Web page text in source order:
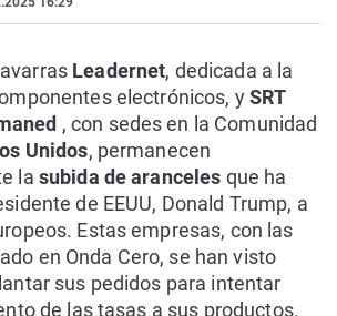
Leadernet, dedicada a la
electrónicos, ySRT
, con sedes en la Comunidad
Unidos, permanecen
la subida de aranceles que ha
de EEUU, Donald Trump, a
Estas empresas, con las
en Onda Cero, se han visto
sus pedidos para intentar
de las tasas a sus productos.